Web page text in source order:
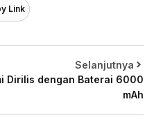
Link
Selanjutnya
Dirilis dengan Baterai 6000
mAh